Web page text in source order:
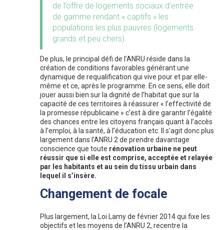
de l’offre de logements sociaux d’entrée
de gamme rendant « captifs » les
populations les plus pauvres (logements
grands et peu chers).
De plus, le principal défi de l’ANRU réside dans la
création de conditions favorables générant une
dynamique de requalification qui vive pour et par elle-
même et ce, après le programme. En ce sens, elle doit
jouer aussi bien sur la dignité de l’habitat que sur la
capacité de ces territoires à réassurer « l’effectivité de
la promesse républicaine » c’est à dire garantir l’égalité
des chances entre les citoyens français quant à l’accès
à l’emploi, à la santé, à l’éducation etc. Il s’agit donc plus
largement dans l’ANRU 2 de prendre davantage
conscience que toute rénovation urbaine ne peut
réussir que si elle est comprise, acceptée et relayée
par les habitants et au sein du tissu urbain dans
lequel il s’insère.
Changement de focale
Plus largement, la Loi Lamy de février 2014 qui fixe les
objectifs et les moyens de l’ANRU 2, recentre la